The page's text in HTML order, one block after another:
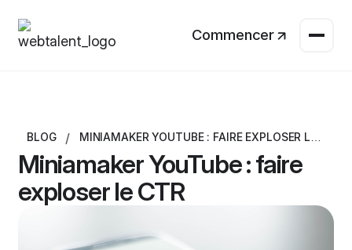
Commencer
BLOG /
MINIAMAKER YOUTUBE : FAIRE EXPLOSER LE
Miniamaker YouTube : faire
exploser le CTR